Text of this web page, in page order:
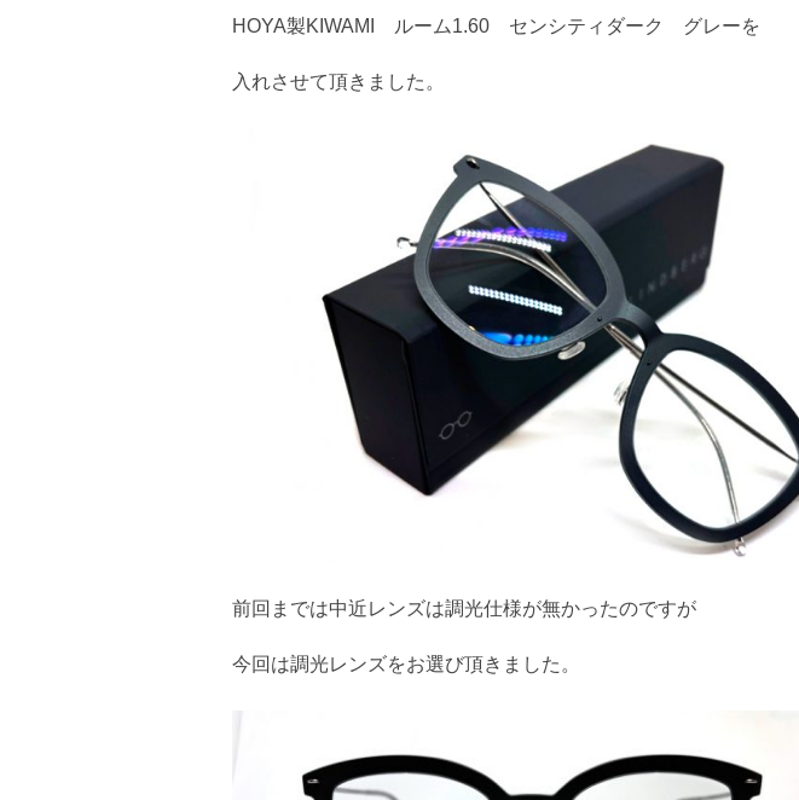
HOYA製KIWAMI ルーム1.60 センシティダーク グレーを
入れさせて頂きました。
前回までは中近レンズは調光仕様が無かったのですが
今回は調光レンズをお選び頂きました。